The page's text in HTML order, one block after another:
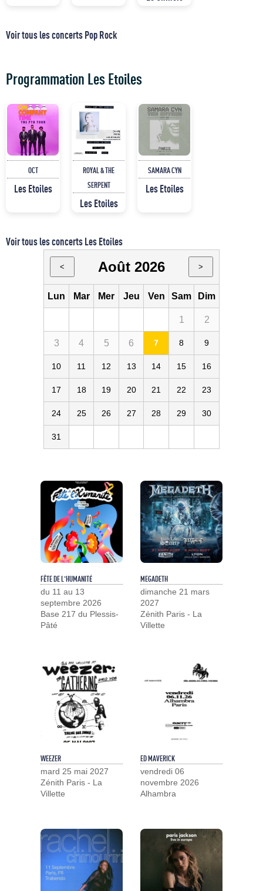
Voir tous les concerts Pop Rock
Programmation Les Etoiles
OCT
Les Etoiles
ROYAL & THE
SERPENT
Les Etoiles
SAMARA CYN
Les Etoiles
Voir tous les concerts Les Etoiles
< Août 2026 >
Lun Mar Mer Jeu Ven Sam Dim
1 2
3 4 5 6 7 8 9
10 11 12 13 14 15 16
17 18 19 20 21 22 23
24 25 26 27 28 29 30
31
FÊTE DE L'HUMANITÉ
du 11 au 13
septembre 2026
Base 217 du Plessis-
Pâté
MEGADETH
dimanche 21 mars
2027
Zénith Paris - La
Villette
WEEZER
mard 25 mai 2027
Zénith Paris - La
Villette
ED MAVERICK
vendredi 06
novembre 2026
Alhambra